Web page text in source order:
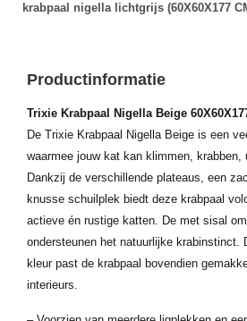
krabpaal nigella lichtgrijs (60X60X177
Productinformatie
Trixie Krabpaal Nigella Beige
De Trixie Krabpaal Nigella Beige is een
waarmee jouw kat kan klimmen, krabben,
Dankzij de verschillende plateaus, een
knusse schuilplek biedt deze krabpaal
actieve én rustige katten. De met sisal
ondersteunen het natuurlijke krabinstinct.
kleur past de krabpaal bovendien
interieurs.